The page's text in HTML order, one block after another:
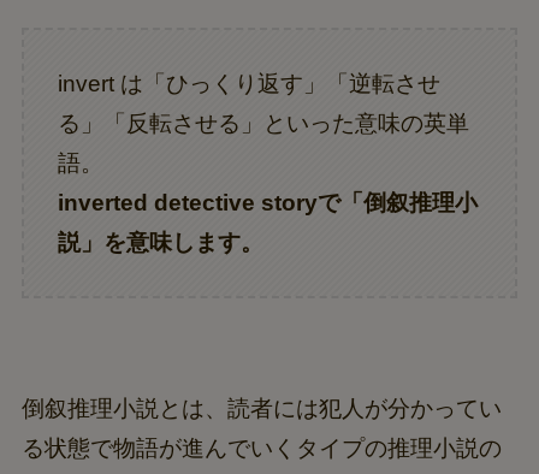
invert は「ひっくり返す」「逆転させ
る」「反転させる」といった意味の英単
語。
inverted detective storyで「倒叙推理小
説」を意味します。
倒叙推理小説とは、読者には犯人が分かってい
る状態で物語が進んでいくタイプの推理小説の